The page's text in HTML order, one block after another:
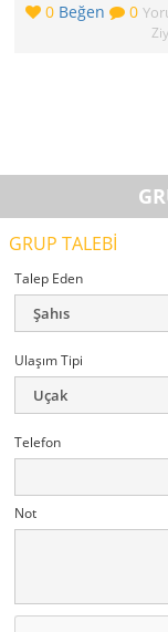
0 Beğen 0
GRUP TALEBİ
Talep Eden
Ulaşım Tipi
Telefon
Not